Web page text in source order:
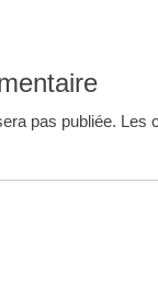
pas publiée. Les